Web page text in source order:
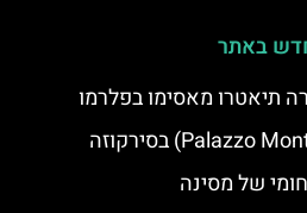
באתר
תיאטרו מאסימו בפלרמו
של מסינה